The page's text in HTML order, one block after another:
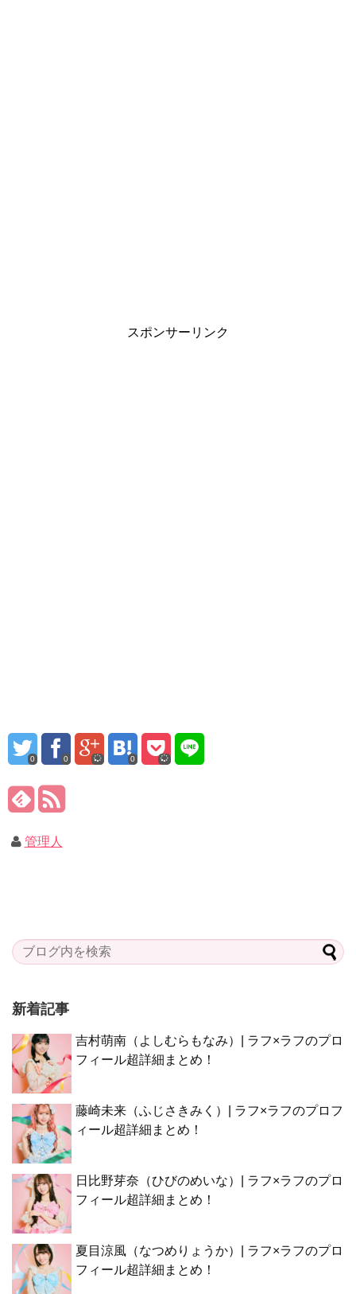
スポンサーリンク
0 0 0
管理人
新着記事
吉村萌南（よしむらもなみ）| ラフ×ラフのプロ
フィール超詳細まとめ！
藤崎未来（ふじさきみく）| ラフ×ラフのプロフ
ィール超詳細まとめ！
日比野芽奈（ひびのめいな）| ラフ×ラフのプロ
フィール超詳細まとめ！
夏目涼風（なつめりょうか）| ラフ×ラフのプロ
フィール超詳細まとめ！